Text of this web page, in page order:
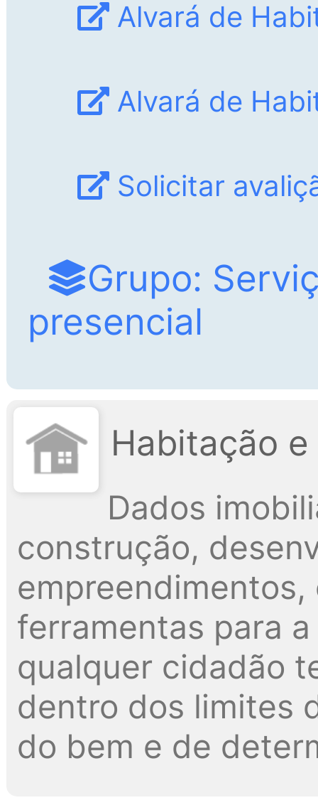
Alvará de
Alvará de
Solicitar
Grupo:
presencial
Habitação
Dados
construção,
ferramentas para
qualquer cidadão
dentro dos limites
do bem e de